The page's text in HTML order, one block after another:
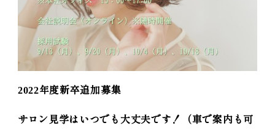
2022年度新卒追加募集
サロン見学はいつでも大丈夫です！
（車で案内も可